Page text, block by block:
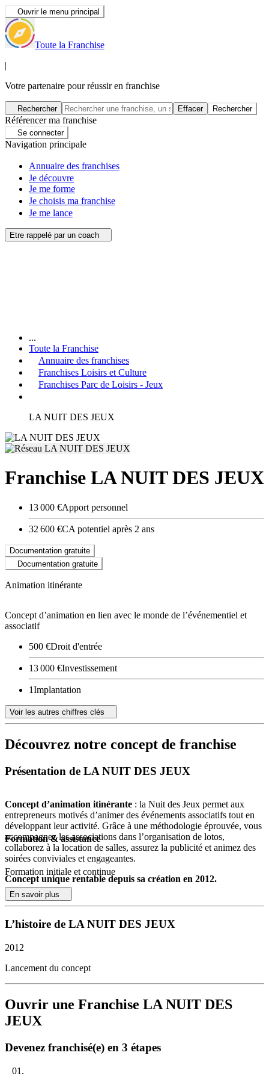
Ouvrir le menu principal
Toute la Franchise
|
Votre partenaire pour réussir en franchise
Rechercher Effacer Rechercher
Référencer ma franchise
Se connecter
Navigation principale
Annuaire des franchises
Je découvre
Je me forme
Je choisis ma franchise
Je me lance
Etre rappelé par un coach
...
Toute la Franchise
Annuaire des franchises
Franchises Loisirs et Culture
Franchises Parc de Loisirs - Jeux
LA NUIT DES JEUX
Franchise LA NUIT DES JEUX
13 000 €Apport personnel
32 600 €CA potentiel après 2 ans
Documentation gratuite
Documentation gratuite
Animation itinérante
Concept d’animation en lien avec le monde de l’événementiel et
associatif
500 €Droit d'entrée
13 000 €Investissement
1Implantation
Voir les autres chiffres clés
Découvrez notre concept de franchise
Présentation de LA NUIT DES JEUX
Concept d’animation itinérante : la Nuit des Jeux permet aux
entrepreneurs motivés d’animer des événements associatifs tout en
développant leur activité. Grâce à une méthodologie éprouvée, vous
accompagnez les associations dans l’organisation de lotos,
collaborez à la location de salles, assurez la publicité et animez des
soirées conviviales et engageantes.
Concept unique rentable depuis sa création en 2012.
Depuis 2012, ce concept repose sur une organisation efficace,
centrée sur l’accompagnement terrain et la proximité. Les franchisés
démarrent leur activité avec une formation complète, tout le matériel
réussite commerciale. Le modèle est pensé pour la rentabilité
immédiate : vous commencez à générer un chiffre d’affaires dès la
première opération.
Les avantages de la Nuit des Jeux :
Investissement faible et peu risqué, avec des charges
récurrentes très limitées pour alléger la gestion quotidienne.
Pas de locaux, de fond de commerce ni d’emplacement à
inclus dans votre apport initial.
Formation & assistance
Formation initiale et continue
En savoir plus
L’histoire de LA NUIT DES JEUX
2012
Lancement du concept
Ouvrir une Franchise LA NUIT DES
JEUX
Devenez franchisé(e) en 3 étapes
01.